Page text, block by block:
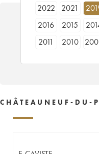
2022 2021
2016
2015
2011
2010
CHÂTEAUNEUF-DU-